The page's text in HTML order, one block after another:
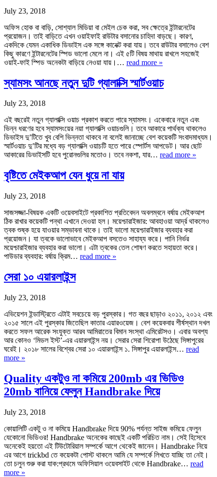
July 23, 2018
অফিস হোক বা বাড়ি, সোশ্যাল মিডিয়া বা মেইল চেক করা, সব ক্ষেত্রে ইন্টারনেটের
প্রয়োজন। তাই বাড়িতে এখন ওয়াইফাই রাউটার বসানোর চাহিদা বাড়ছে। কারণ,
একদিকে যেমন একাধিক ডিভাইস এক সঙ্গে কানেক্ট করা যায়। তবে রাউটার বসালেও বেশ
কিছু কারণে ইন্টারনেটের স্পিড ভালো মেলে না। এই ৫টি বিষয় মাথায় রাখলে সহজেই
ওয়াই-ফাই স্পিড অনেকটা বাড়িয়ে নেওয়া যায়।… read more »
স্যামসং আনছে নতুন দুটি গ্যালাক্সি স্মার্টওয়াচ
July 23, 2018
এই বছরেই নতুন গ্যালাক্সি ওয়াচ প্রকাশ করতে পারে স্যামসং। একেবারে নতুন এবং
ভিন্ন ধরণের হবে স্যামসংয়ের নয়া গ্যালাক্সি ওয়াচগুলি। তবে আকারে পার্থক্য থাকলেও
ডিভাইস দু’টিতে খুব বেশি ভিন্নতা থাকবে না বলেই জানাচ্ছে বেশ কয়েকটি সংবাদমাধ্যম।
স্মার্টওয়াচ দু’টির মধ্যে বড় গ্যালাক্সি ওয়াচটি হতে পারে স্পোর্টস আপডেট। আর ছোট
আকারের ডিভাইসটি হবে পুরোনগুলির মতোও। তবে নকশা, যার… read more »
বৃষ্টিতে মেইকআপ যেন ধুয়ে না যায়
July 23, 2018
সাজসজ্জা-বিষয়ক একটি ওয়েবসাইটে প্রকাশিত প্রতিবেদন অবলম্বনে বর্ষায় মেইকআপ
ঠিক রাখার কয়েকটি পন্থা এখানে দেওয়া হল। ময়েশ্চারাইজার: আবহাওয়া আর্দ্র থাকলেও
ত্বক শুষ্ক হয়ে যাওয়ার সম্ভাবনা থাকে। তাই ভালো ময়েশ্চারাইজার ব্যবহার করা
প্রয়োজন। যা ত্বকে ভালোভাবে মেইকআপ বসতেও সাহায্য করে। পানি নির্ভর
ময়েশ্চারাইজার ব্যবহার করা ভালো। এটা ত্বকের তেল শোষণ করতে সহায়তা করে।
পাউডার ব্যবহার: বর্ষায় ক্রিম… read more »
সেরা ১০ এয়ারলাইন্স
July 23, 2018
এভিয়েশন ইন্ডাস্ট্রিতে এটাই সবচেয়ে বড় পুরস্কার। গত বছর ছাড়াও ২০১১, ২০১২ এবং
২০১৫ সালে এই পুরস্কার জিতেছিল কাতার এয়ারওয়েজ। বেশ কয়েকবার শীর্ষস্থান দখল
করতে সফল আরেক সংযুক্ত আরব আমিরাতের বিমান সংস্থা এমিরেটসও। এবার অবশ্য
আর কোনও ‘মিডল ইস্ট’-এর এয়ারলাইন্স নয়। সেরার সেরা শিরোপা উঠেছে সিঙ্গাপুরের
ঘরেই। ২০১৮ সালের বিশ্বের সেরা ১০ এয়ারলাইন্স ১. সিঙ্গাপুর এয়ারলাইন্স… read
more »
Quality একটুও না কমিয়ে 200mb এর ভিডিও
20mb বানিয়ে ফেলুন Handbrake দিয়ে
July 23, 2018
কোয়ালিটি একটু ও না কমিয়ে Handbrake দিয়ে 90% পর্যন্ত সাইজ কমিয়ে ফেলুন
যেকোনো ভিডিওর! Handbrake অনেকের কাছেই একটি পরিচিত নাম। সেই হিসেবে
অনেকেই হয়তো এই টিউটোরিয়াল সম্পর্কে আগে থেকেই জানেন। Handbrake নিয়ে
এর আগে trickbd তে কয়েকটা পোস্ট থাকলে আমি যে সম্পর্কে লিখতে যাচ্ছি তা নেই।
তো চলুন শুরু করা যাক:প্রথমে অফিসিয়াল ওয়েবসাইট থেকে Handbrake… read
more »